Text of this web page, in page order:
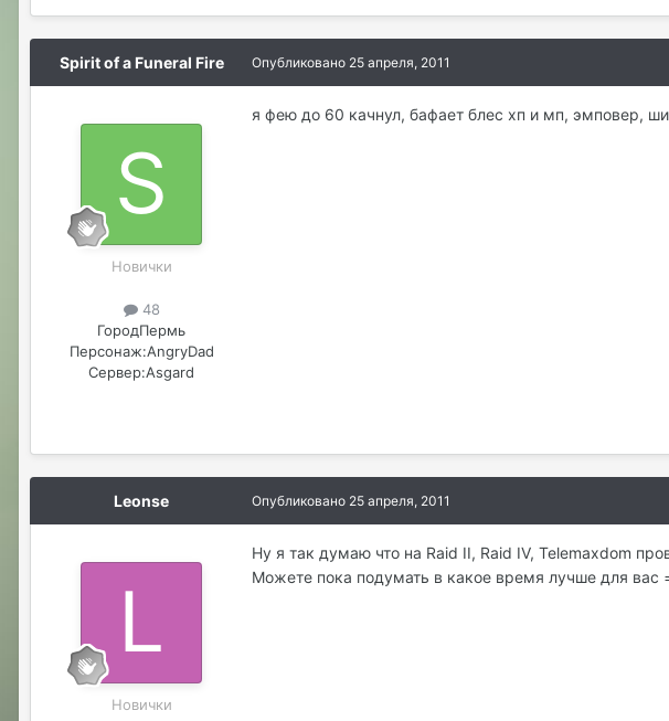
Spirit of a Funeral Fire
Новички
48
ГородПермь
Персонаж:AngryDad
Сервер:Asgard
Опубликовано 25 апреля, 2011
я фею до 60 качнул, бафает блес хп и мп, эмповер,
Leonse
Новички
Опубликовано 25 апреля, 2011
Ну я так думаю что на Raid II, Raid IV, Telemaxdom
Можете пока подумать в какое время лучше для вас